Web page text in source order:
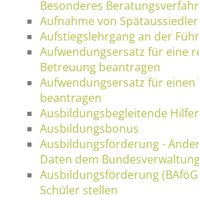
Besonderes
Aufnahme von
Aufstiegslehrgang an der
Aufwendungsersatz für eine
Betreuung beantragen
Aufwendungsersatz für
beantragen
Ausbildungsbegleitende
Ausbildungsbonus
Ausbildungsförderung -
Daten dem
Ausbildungsförderung
Schüler stellen